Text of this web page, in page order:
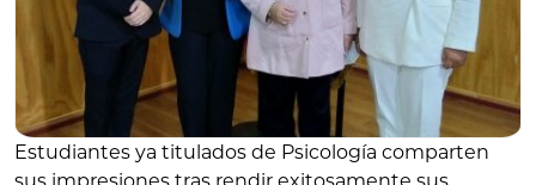
Estudiantes ya titulados de Psicología comparten